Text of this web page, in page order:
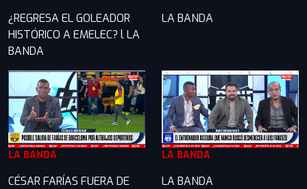
¿REGRESA EL GOLEADOR
HISTÓRICO A EMELEC? l LA
BANDA
LA BANDA
LA BANDA
CÉSAR FARÍAS FUERA DE
LA BANDA
LA BANDA